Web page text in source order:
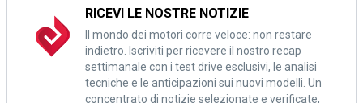
RICEVI LE NOSTRE NOTIZIE
Il mondo dei motori corre veloce: non restare
indietro. Iscriviti per ricevere il nostro recap
settimanale con i test drive esclusivi, le analisi
tecniche e le anticipazioni sui nuovi modelli. Un
concentrato di notizie selezionate e verificate,